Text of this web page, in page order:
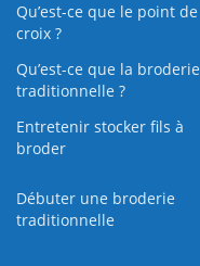
Qu’est-ce que le point de
croix ?
Qu’est-ce que la broderie
traditionnelle ?
Entretenir stocker fils à
broder
Débuter une broderie
traditionnelle